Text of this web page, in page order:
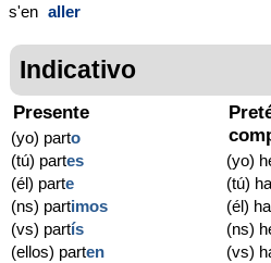
s'en aller
Indicativo
Presente
(yo) parto
(tú) partes
(él) parte
(ns) partimos
(vs) partís
(ellos) parten
(yo)
(tú)
(él)
(ns)
(vs)